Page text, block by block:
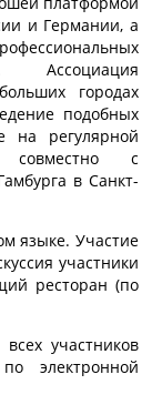
и Германии, а
городах
подобных
на регулярной
совместно с
в Санкт-
языке. Участие
участники
ресторан (по
участников
электронной